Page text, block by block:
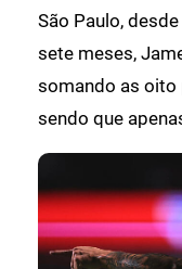
São Paulo,
sete meses,
somando as oito
sendo que